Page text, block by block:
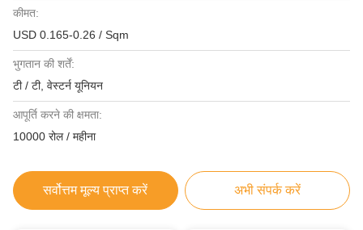
कीमत:
USD 0.165-0.26 / Sqm
भुगतान की शर्तें:
टी / टी, वेस्टर्न यूनियन
आपूर्ति करने की क्षमता:
10000 रोल / महीना
सर्वोत्तम मूल्य प्राप्त करें अभी संपर्क करें